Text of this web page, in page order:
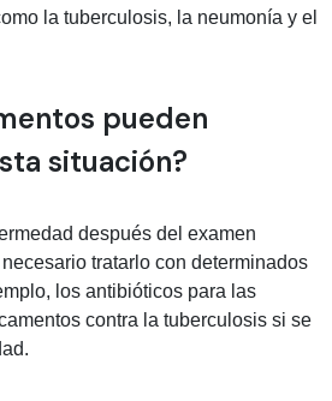
la tuberculosis, la neumonía y el
pueden
situación?
después del examen
tratarlo con determinados
los antibióticos para las
contra la tuberculosis si se